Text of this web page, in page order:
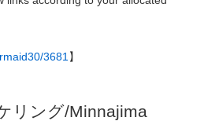
3681 】
リング/Minnajima